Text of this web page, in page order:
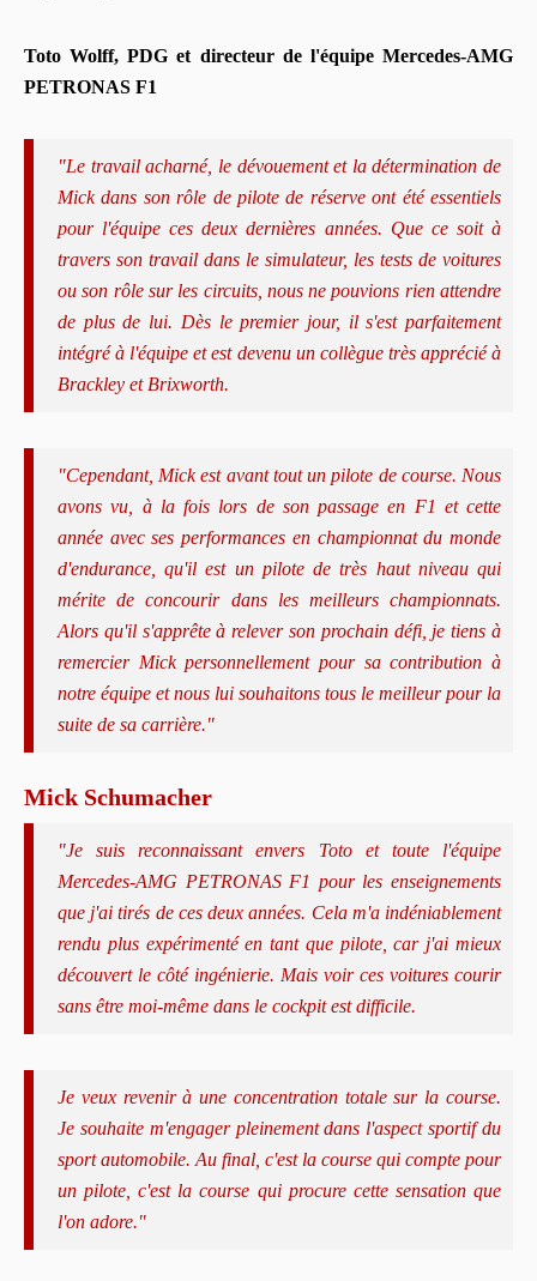
Toto Wolff, PDG et directeur de l'équipe Mercedes-AMG
PETRONAS F1
"Le travail acharné, le dévouement et la détermination de
Mick dans son rôle de pilote de réserve ont été essentiels
pour l'équipe ces deux dernières années. Que ce soit à
travers son travail dans le simulateur, les tests de voitures
ou son rôle sur les circuits, nous ne pouvions rien attendre
de plus de lui. Dès le premier jour, il s'est parfaitement
intégré à l'équipe et est devenu un collègue très apprécié à
Brackley et Brixworth.
"Cependant, Mick est avant tout un pilote de course. Nous
avons vu, à la fois lors de son passage en F1 et cette
année avec ses performances en championnat du monde
d'endurance, qu'il est un pilote de très haut niveau qui
mérite de concourir dans les meilleurs championnats.
Alors qu'il s'apprête à relever son prochain défi, je tiens à
remercier Mick personnellement pour sa contribution à
notre équipe et nous lui souhaitons tous le meilleur pour la
suite de sa carrière."
Mick Schumacher
"Je suis reconnaissant envers Toto et toute l'équipe
Mercedes-AMG PETRONAS F1 pour les enseignements
que j'ai tirés de ces deux années. Cela m'a indéniablement
rendu plus expérimenté en tant que pilote, car j'ai mieux
découvert le côté ingénierie. Mais voir ces voitures courir
sans être moi-même dans le cockpit est difficile.
Je veux revenir à une concentration totale sur la course.
Je souhaite m'engager pleinement dans l'aspect sportif du
sport automobile. Au final, c'est la course qui compte pour
un pilote, c'est la course qui procure cette sensation que
l'on adore."